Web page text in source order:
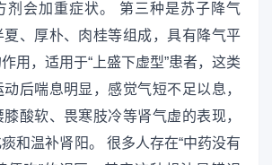
剂会加重症状。 第三种是苏子降气
夏、厚朴、肉桂等组成，具有降气平
用，适用于“上盛下虚型”患者，这类
后喘息明显，感觉气短不足以息，
膝酸软、畏寒肢冷等肾气虚的表现，
和温补肾阳。 很多人存在“中药没有